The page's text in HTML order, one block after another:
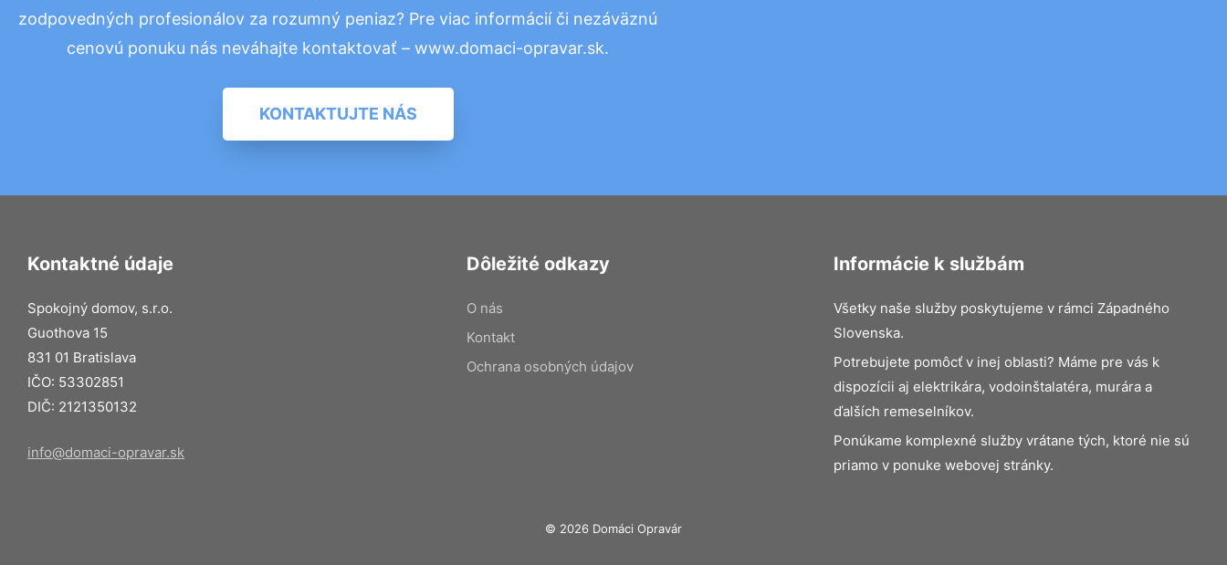
zodpovedných profesionálov za rozumný peniaz? Pre viac informácií či nezáväznú
cenovú ponuku nás neváhajte kontaktovať – www.domaci-opravar.sk.
KONTAKTUJTE NÁS
Kontaktné údaje
Spokojný domov, s.r.o.
Guothova 15
831 01 Bratislava
IČO: 53302851
DIČ: 2121350132
info@domaci-opravar.sk
Dôležité odkazy
O nás
Kontakt
Ochrana osobných údajov
Informácie k službám
Všetky naše služby poskytujeme v rámci Západného
Slovenska.
Potrebujete pomôcť v inej oblasti? Máme pre vás k
dispozícii aj elektrikára, vodoinštalatéra, murára a
ďalších remeselníkov.
Ponúkame komplexné služby vrátane tých, ktoré nie sú
priamo v ponuke webovej stránky.
© 2026 Domáci Opravár